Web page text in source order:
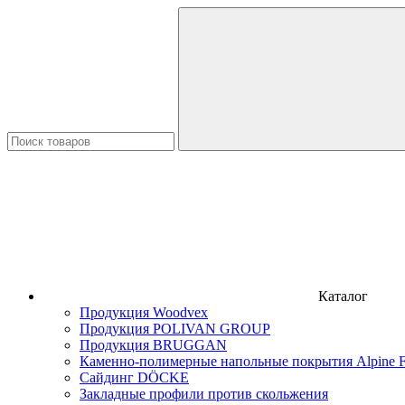
Каталог
Продукция Woodvex
Продукция POLIVAN GROUP
Продукция BRUGGAN
Каменно-полимерные напольные покрытия Alpine
Сайдинг DÖCKE
Закладные профили против скольжения